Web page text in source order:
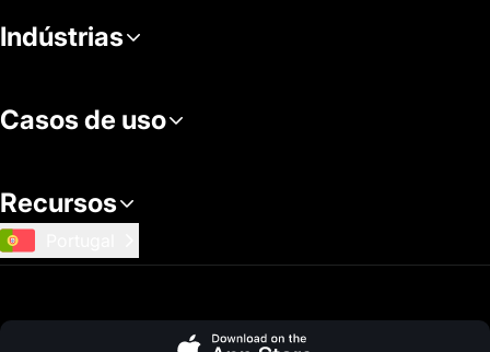
Indústrias
Casos de uso
Recursos